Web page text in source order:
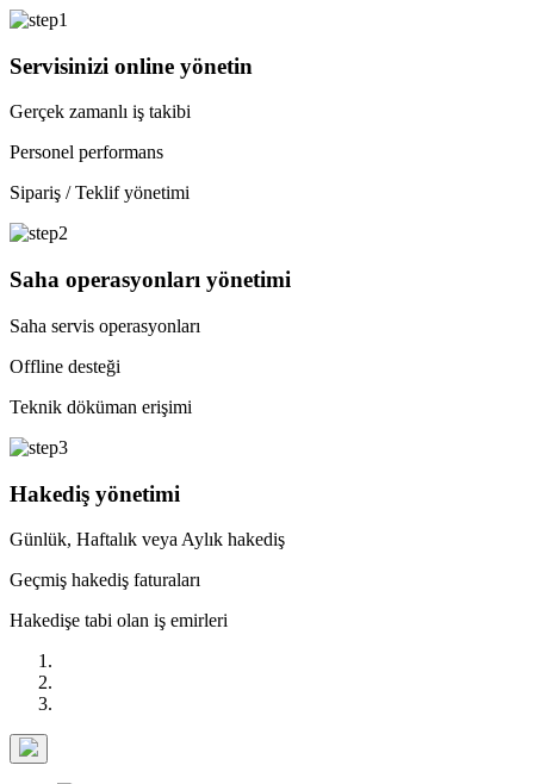
Servisinizi online yönetin
Gerçek zamanlı iş takibi
Personel performans
Sipariş / Teklif yönetimi
Saha operasyonları yönetimi
Saha servis operasyonları
Offline desteği
Teknik döküman erişimi
Hakediş yönetimi
Günlük, Haftalık veya Aylık hakediş
Geçmiş hakediş faturaları
Hakedişe tabi olan iş emirleri